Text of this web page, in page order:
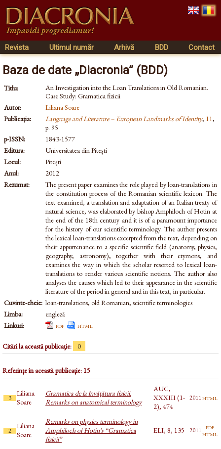
Revista Ultimul număr Arhivă BDD Contact
Baza de date „Diacronia” (BDD)
Titlu:
An Investigation into the Loan Translations in Old Romanian.
Case Study: Gramatica fizicii
Autor:
Liliana Soare
Publicația:
Language and Literature – European Landmarks of Identity, 11,
p. 95
p-ISSN:
1843-1577
Editura:
Universitatea din Pitești
Locul:
Pitești
Anul:
2012
Rezumat:
The present paper examines the role played by loan-translations in
the constitution process of the Romanian scientific lexicon. The
text examined, a translation and adaptation of an Italian treaty of
natural science, was elaborated by bishop Amphiloch of Hotin at
the end of the 18th century and it is of a paramount importance
for the history of our scientific terminology. The author presents
the lexical loan-translations excerpted from the text, depending on
their appurtenance to a specific scientific field (anatomy, physics,
geography, astronomy), together with their etymons, and
examines the way in which the scholar resorted to lexical loan-
translations to render various scientific notions. The author also
analyses the causes which led to their appearance in the scientific
literature of the period in general and in this text, in particular.
Cuvinte-cheie: loan-translations, old Romanian, scientific terminologies
Limba:
engleză
Linkuri:
pdf html
Citări la această publicație: 0
Referințe în această publicație: 15
3
Liliana
Soare
Gramatica de la învățătura fizicii.
Remarks on anatomical terminology
AUC,
XXXIII (1-
2), 474
2011html
2
Liliana
Soare
Remarks on physics terminology in
Amphiloch of Hotin’s “Gramatica
fizicii”
ELI, 8, 135 2011 pdf
html